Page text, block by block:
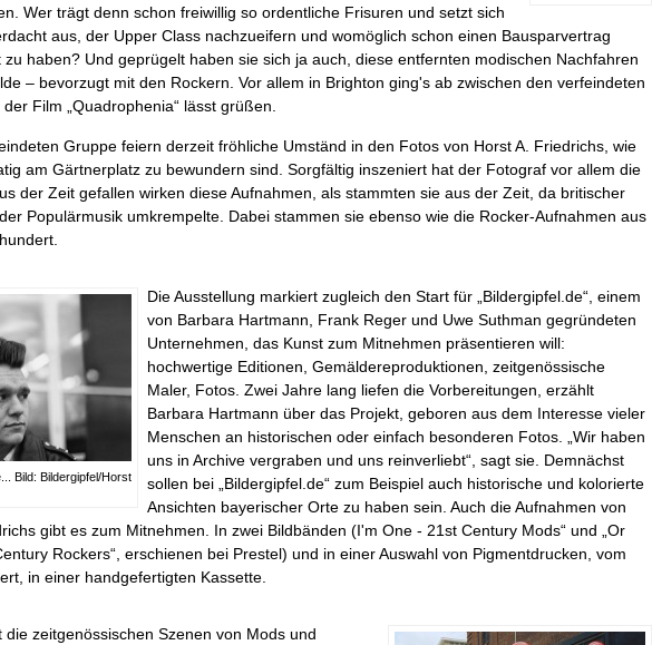
Wer trägt denn schon freiwillig so ordentliche Frisuren und setzt sich
aus, der Upper Class nachzueifern und womöglich schon einen Bausparvertrag
zu haben? Und geprügelt haben sie sich ja auch, diese entfernten modischen Nachfahren
– bevorzugt mit den Rockern. Vor allem in Brighton ging's ab zwischen den verfeindeten
Film „Quadrophenia“ lässt grüßen.
Gruppe feiern derzeit fröhliche Umständ in den Fotos von Horst A. Friedrichs, wie
am Gärtnerplatz zu bewundern sind. Sorgfältig inszeniert hat der Fotograf vor allem die
der Zeit gefallen wirken diese Aufnahmen, als stammten sie aus der Zeit, da britischer
Populärmusik umkrempelte. Dabei stammen sie ebenso wie die Rocker-Aufnahmen aus
Bild: Bildergipfel/Horst
Die Ausstellung markiert zugleich den Start für „Bildergipfel.de“, einem
von Barbara Hartmann, Frank Reger und Uwe Suthman gegründeten
Unternehmen, das Kunst zum Mitnehmen präsentieren will:
hochwertige Editionen, Gemäldereproduktionen, zeitgenössische
Maler, Fotos. Zwei Jahre lang liefen die Vorbereitungen, erzählt
Barbara Hartmann über das Projekt, geboren aus dem Interesse vieler
Menschen an historischen oder einfach besonderen Fotos. „Wir haben
uns in Archive vergraben und uns reinverliebt“, sagt sie. Demnächst
sollen bei „Bildergipfel.de“ zum Beispiel auch historische und kolorierte
Ansichten bayerischer Orte zu haben sein. Auch die Aufnahmen von
gibt es zum Mitnehmen. In zwei Bildbänden (I'm One - 21st Century Mods“ und „Or
Rockers“, erschienen bei Prestel) und in einer Auswahl von Pigmentdrucken, vom
in einer handgefertigten Kassette.
die zeitgenössischen Szenen von Mods und